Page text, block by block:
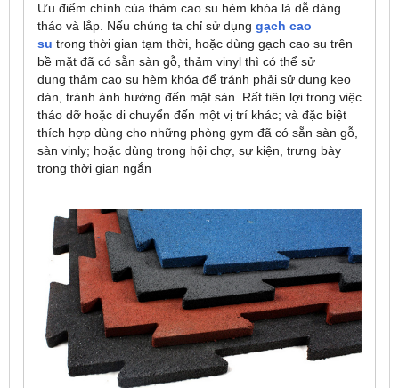
Ưu điểm chính của thảm cao su hèm khóa là dễ dàng
tháo và lắp. Nếu chúng ta chỉ sử dụng gạch cao
su trong thời gian tạm thời, hoặc dùng gạch cao su trên
bề mặt đã có sẵn sàn gỗ, thảm vinyl thì có thể sử
dụng thảm cao su hèm khóa để tránh phải sử dụng keo
dán, tránh ảnh hưởng đến mặt sàn. Rất tiên lợi trong việc
tháo dỡ hoặc di chuyển đến một vị trí khác; và đặc biệt
thích hợp dùng cho những phòng gym đã có sẵn sàn gỗ,
sàn vinly; hoặc dùng trong hội chợ, sự kiện, trưng bày
trong thời gian ngắn